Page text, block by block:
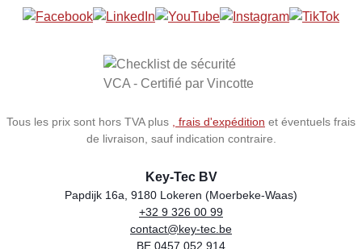
Tous les prix sont hors TVA plus , frais d'expédition et éventuels frais
de livraison, sauf indication contraire.
Store name
Key-Tec BV
Address
Papdijk 16a, 9180 Lokeren (Moerbeke-Waas)
Phone
+32 9 326 00 99
Email
contact@key-tec.be
VAT number
BE 0457.052.914